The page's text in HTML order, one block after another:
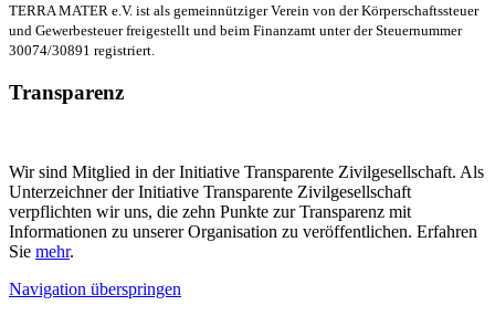
TERRA MATER e.V. ist als gemeinnütziger Verein von der Körperschaftssteuer
und Gewerbesteuer freigestellt und beim Finanzamt unter der Steuernummer
30074/30891 registriert.
Transparenz
Wir sind Mitglied in der Initiative Transparente Zivilgesellschaft. Als
Unterzeichner der Initiative Transparente Zivilgesellschaft
verpflichten wir uns, die zehn Punkte zur Transparenz mit
Informationen zu unserer Organisation zu veröffentlichen. Erfahren
Sie mehr.
Navigation überspringen